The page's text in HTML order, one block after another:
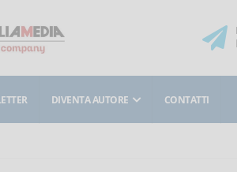
DIVENTA AUTORE CONTATTI